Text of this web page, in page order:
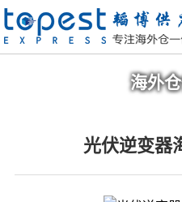
海外
光伏逆变器